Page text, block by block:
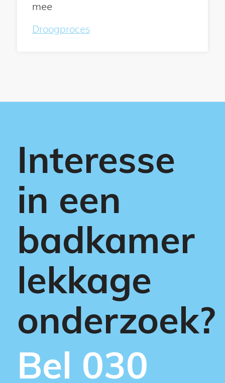
mee
Droogproces
Interesse
in een
badkamer
lekkage
onderzoek?
Bel 030